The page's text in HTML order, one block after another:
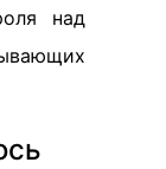
над